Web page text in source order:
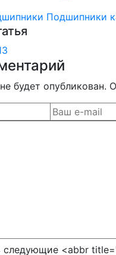
Подшипники
будет опубликован.
<abbr